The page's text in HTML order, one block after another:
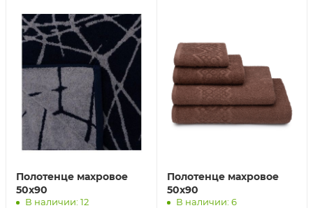
Полотенце махровое
50х90
В наличии: 12
Полотенце махровое
50х90
В наличии: 6